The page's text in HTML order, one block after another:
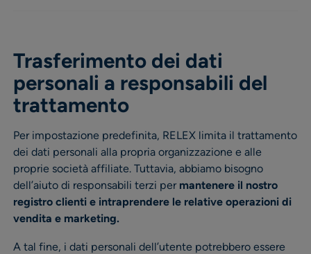
Trasferimento dei dati
personali a responsabili del
trattamento
Per impostazione predefinita, RELEX limita il trattamento
dei dati personali alla propria organizzazione e alle
proprie società affiliate. Tuttavia, abbiamo bisogno
dell’aiuto di responsabili terzi per mantenere il nostro
registro clienti e intraprendere le relative operazioni di
vendita e marketing.
A tal fine, i dati personali dell’utente potrebbero essere